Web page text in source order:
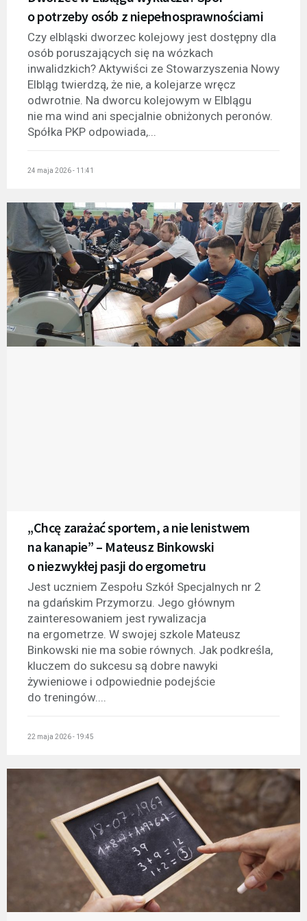
o potrzeby osób z niepełnosprawnościami
Czy elbląski dworzec kolejowy jest dostępny dla
osób poruszających się na wózkach
inwalidzkich? Aktywiści ze Stowarzyszenia Nowy
Elbląg twierdzą, że nie, a kolejarze wręcz
odwrotnie. Na dworcu kolejowym w Elblągu
nie ma wind ani specjalnie obniżonych peronów.
Spółka PKP odpowiada,...
24 maja 2026 - 11:41
„Chcę zarażać sportem, a nie lenistwem
na kanapie” – Mateusz Binkowski
o niezwykłej pasji do ergometru
Jest uczniem Zespołu Szkół Specjalnych nr 2
na gdańskim Przymorzu. Jego głównym
zainteresowaniem jest rywalizacja
na ergometrze. W swojej szkole Mateusz
Binkowski nie ma sobie równych. Jak podkreśla,
kluczem do sukcesu są dobre nawyki
żywieniowe i odpowiednie podejście
do treningów....
22 maja 2026 - 19:45